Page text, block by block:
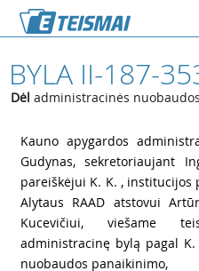
BYLA II-187-
Dėl administracinės
Kauno apygardos
Gudynas, sekretoriaujant
pareiškėjui K. K. ,
Alytaus RAAD atstovui
Kucevičiui, viešame
administracinę bylą pagal
nuobaudos panaikinimo,